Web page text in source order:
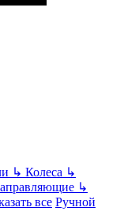
↳ Колеса ↳
↳
все Ручной